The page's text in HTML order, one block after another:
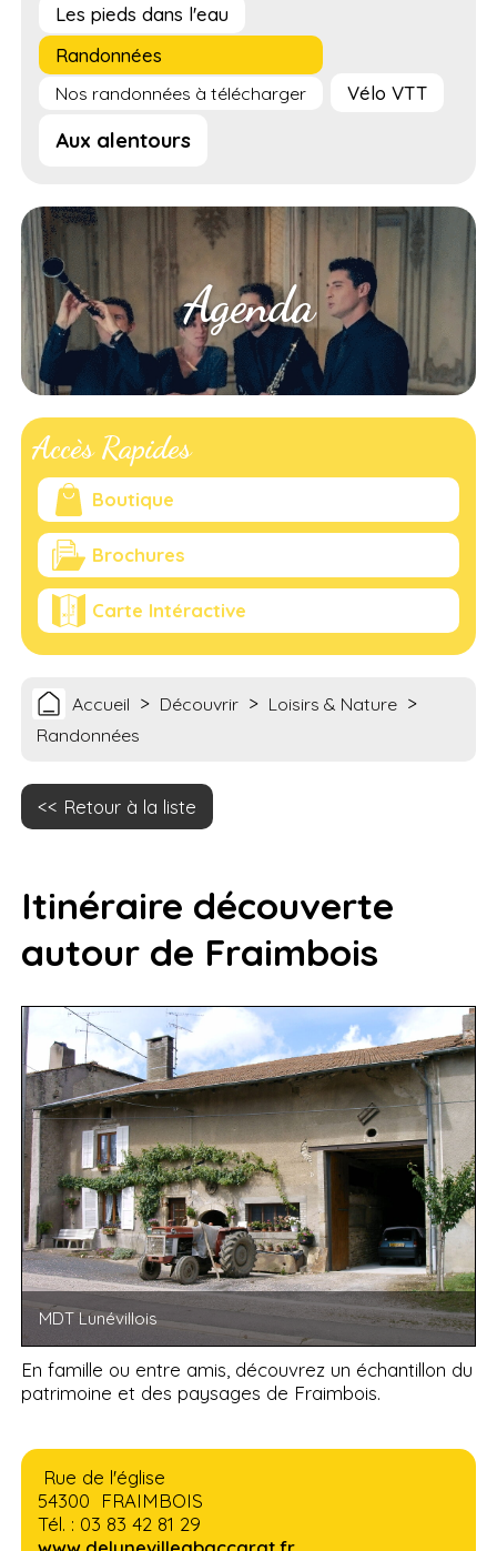
Les pieds dans l'eau
Randonnées
Nos randonnées à télécharger Vélo VTT
Aux alentours
Agenda
Accès Rapides
Boutique
Brochures
Carte Intéractive
Accueil > Découvrir > Loisirs & Nature >
Randonnées
Retour à la liste
Itinéraire découverte
autour de Fraimbois
MDT Lunévillois
En famille ou entre amis, découvrez un échantillon du
patrimoine et des paysages de Fraimbois.
Rue de l'église
54300 FRAIMBOIS
Tél. : 03 83 42 81 29